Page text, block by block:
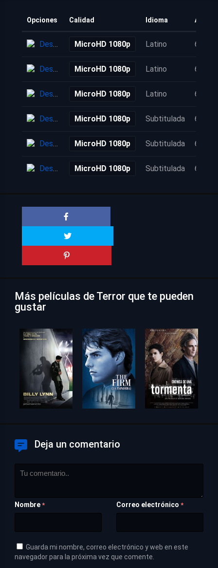
Opciones Calidad Idioma
Descarga MicroHD 1080p Latino 6 años
Descarga MicroHD 1080p Latino 6 años
Descarga MicroHD 1080p Latino 6 años
Descarga MicroHD 1080p Subtitulada 6 años
Descarga MicroHD 1080p Subtitulada 6 años
Descarga MicroHD 1080p Subtitulada 6 años
Más películas de Terror que te pueden
gustar
Deja un comentario
Nombre * Correo electrónico *
Guarda mi nombre, correo electrónico y web en este
navegador para la próxima vez que comente.